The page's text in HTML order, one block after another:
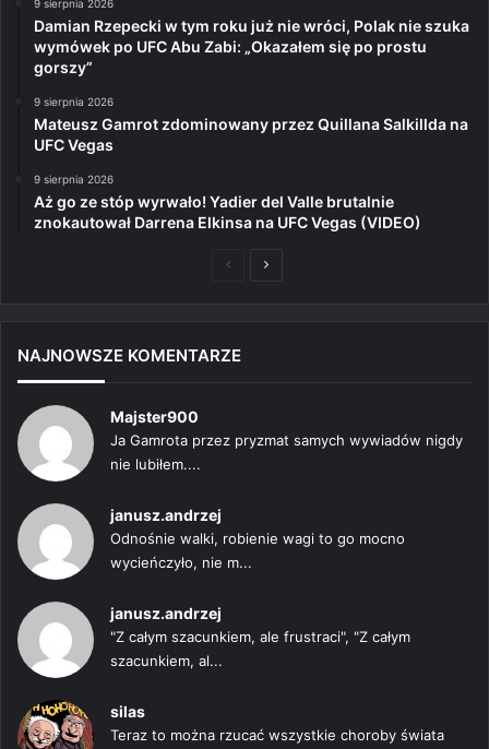
9 sierpnia 2026
Damian Rzepecki w tym roku już nie wróci, Polak nie szuka
wymówek po UFC Abu Zabi: „Okazałem się po prostu
gorszy”
9 sierpnia 2026
Mateusz Gamrot zdominowany przez Quillana Salkillda na
UFC Vegas
9 sierpnia 2026
Aż go ze stóp wyrwało! Yadier del Valle brutalnie
znokautował Darrena Elkinsa na UFC Vegas (VIDEO)
PoprzedniaNastępna
NAJNOWSZE KOMENTARZE
Majster900
Ja Gamrota przez pryzmat samych wywiadów nigdy
nie lubiłem....
janusz.andrzej
Odnośnie walki, robienie wagi to go mocno
wycieńczyło, nie m...
janusz.andrzej
"Z całym szacunkiem, ale frustraci", "Z całym
szacunkiem, al...
silas
Teraz to można rzucać wszystkie choroby świata